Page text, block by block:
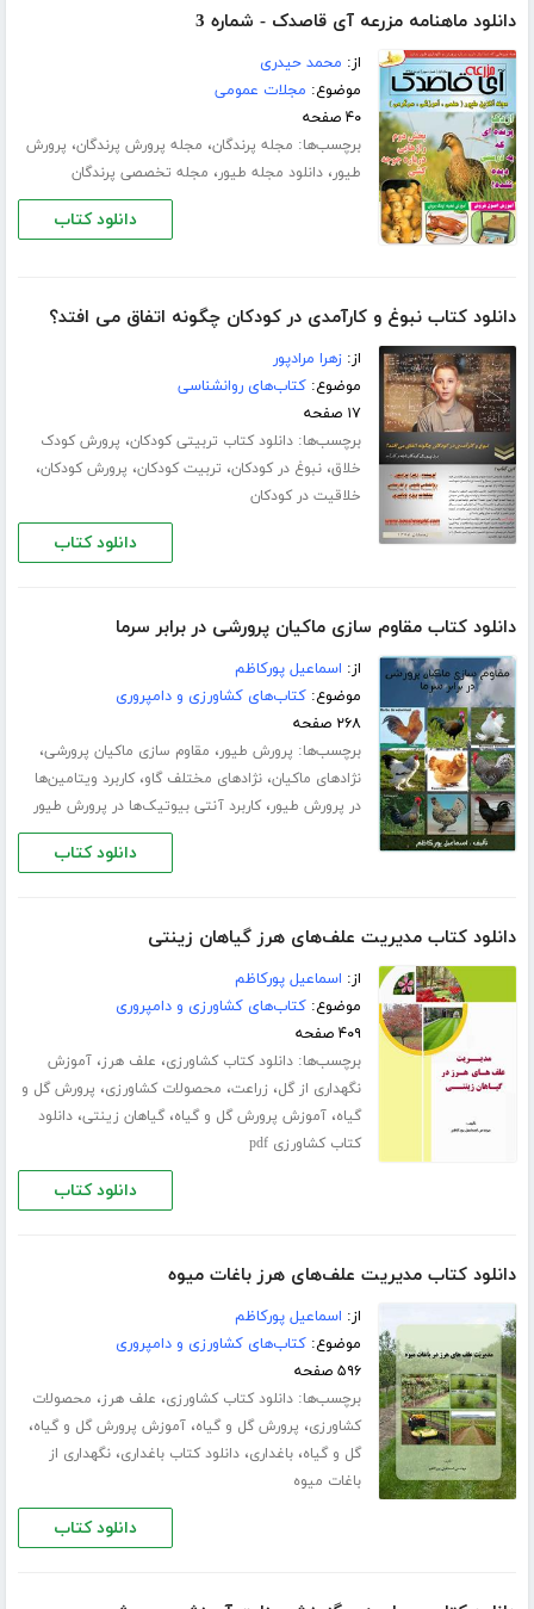
دانلود ماهنامه مزرعه آی قاصدک - شماره 3
از: محمد حیدری
موضوع: مجلات عمومی
۴۰ صفحه
برچسب‌ها: مجله پرندگان، مجله پرورش پرندگان، پرورش
طیور،دانلود مجله طیور، مجله تخصصی پرندگان
دانلود کتاب
دانلود کتاب نبوغ و کارآمدی در کودکان چگونه اتفاق می افتد؟
از:زهرا مرادپور
موضوع:کتاب‌های روانشناسی
۱۷ صفحه
برچسب‌ها:دانلود کتاب تربیتی کودکان، پرورش کودک
خلاق،نبوغ در کودکان، تربیت کودکان، پرورش کودکان،
خلاقیت در کودکان
دانلود کتاب
دانلود کتاب مقاوم سازی ماکیان پرورشی در برابر سرما
از: اسماعیل پورکاظم
موضوع:کتاب‌های کشاورزی و دامپروری
۲۶۸ صفحه
برچسب‌ها: پرورش طیور، مقاوم سازی ماکیان پرورشی،
نژادهای ماکیان،نژادهای مختلف گاو،کاربرد ویتامین‌ها
در پرورش طیور،کاربرد آنتی بیوتیک‌ها در پرورش طیور
دانلود کتاب
دانلود کتاب مدیریت علف‌های هرز گیاهان زینتی
از: اسماعیل پورکاظم
موضوع:کتاب‌های کشاورزی و دامپروری
۴۰۹ صفحه
برچسب‌ها:دانلود کتاب کشاورزی، علف هرز،آموزش
نگهداری از گل، زراعت، محصولات کشاورزی، پرورش گل و
گیاه،آموزش پرورش گل و گیاه،گیاهان زینتی،دانلود
کتاب کشاورزی pdf
دانلود کتاب
دانلود کتاب مدیریت علف‌های هرز باغات میوه
از: اسماعیل پورکاظم
موضوع:کتاب‌های کشاورزی و دامپروری
۵۹۶ صفحه
برچسب‌ها:دانلود کتاب کشاورزی، علف هرز، محصولات
کشاورزی، پرورش گل و گیاه،آموزش پرورش گل و گیاه،
گل و گیاه،باغداری،دانلود کتاب باغداری،نگهداری از
باغات میوه
دانلود کتاب